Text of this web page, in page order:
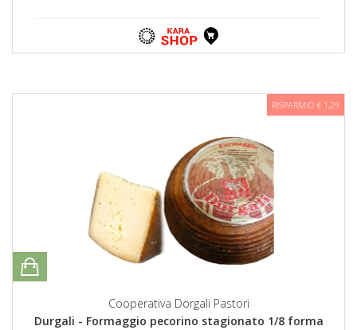
RISPARMIO € 1,29
Cooperativa Dorgali Pastori
Durgali - Formaggio pecorino stagionato 1/8 forma